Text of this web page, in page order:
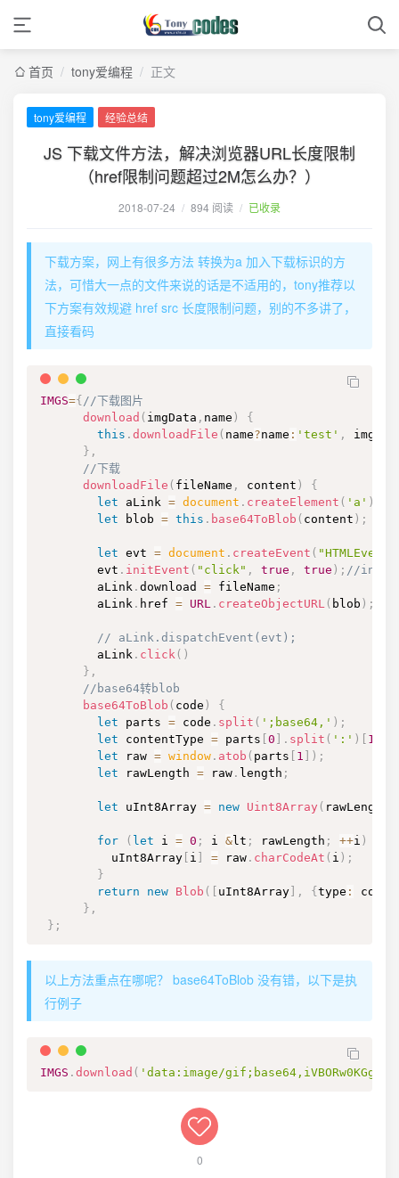
首页 / tony爱编程 / 正文
tony爱编程 经验总结
JS 下载文件方法，解决浏览器URL长度限制
（href限制问题超过2M怎么办？）
2018-07-24 / 894 阅读 / 已收录
下载方案，网上有很多方法 转换为a 加入下载标识的方
法，可惜大一点的文件来说的话是不适用的，tony推荐以
下方案有效规避 href src 长度限制问题，别的不多讲了，
直接看码
IMGS={ //下载图片
download ( imgData , name )
{
this . downloadFile ( name?name : 'test' ,
} ,
//下载
downloadFile ( fileName , content )
{
let aLink = document . createElement ( 'a' )
let blob = this . base64ToBlob ( content ) ;
let evt = document . createEvent (
        evt
. initEvent ( "click" , true , true ) ; //
        aLink
. download = fileName ;
        aLink
. href = URL . createObjectURL ( blob ) ;
// aLink.dispatchEvent(evt);
        aLink
. click ( )
} ,
//base64转blob
base64ToBlob ( code )
{
let parts = code . split ( ';base64,' ) ;
let contentType = parts 0 . split ( ':' ) 1
let raw = window . atob ( parts 1 ) ;
let rawLength = raw . length ;
let uInt8Array = new Uint8Array ( rawLength
for ( let i = 0 ; i &lt ; rawLength ; ++i )
          uInt8Array
i = raw . charCodeAt ( i ) ;
}
return
new Blob ( uInt8Array , { type :
} ,
} ;
以上方法重点在哪呢？ base64ToBlob 没有错，以下是执
行例子
IMGS . download ( 'data:image/
0